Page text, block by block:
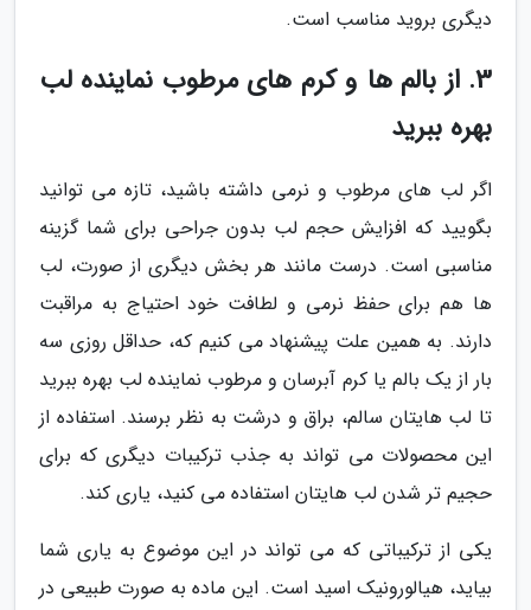
دیگری بروید مناسب است.
3. از بالم ها و کرم های مرطوب نماینده لب
بهره ببرید
اگر لب های مرطوب و نرمی داشته باشید، تازه می توانید
بگویید که افزایش حجم لب بدون جراحی برای شما گزینه
مناسبی است. درست مانند هر بخش دیگری از صورت، لب
ها هم برای حفظ نرمی و لطافت خود احتیاج به مراقبت
دارند. به همین علت پیشنهاد می کنیم که، حداقل روزی سه
بار از یک بالم یا کرم آبرسان و مرطوب نماینده لب بهره ببرید
تا لب هایتان سالم، براق و درشت به نظر برسند. استفاده از
این محصولات می تواند به جذب ترکیبات دیگری که برای
حجیم تر شدن لب هایتان استفاده می کنید، یاری کند.
یکی از ترکیباتی که می تواند در این موضوع به یاری شما
بیاید، هیالورونیک اسید است. این ماده به صورت طبیعی در